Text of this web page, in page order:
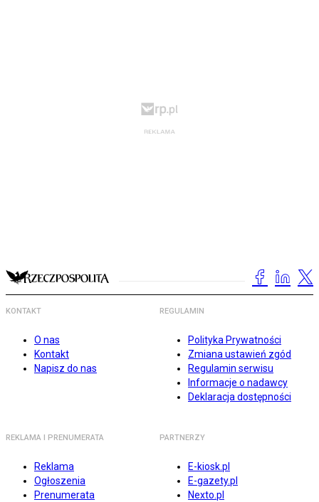
KONTAKT
O nas
Kontakt
Napisz do nas
REGULAMIN
Polityka Prywatności
Zmiana ustawień zgód
Regulamin serwisu
Informacje o nadawcy
Deklaracja dostępności
REKLAMA I PRENUMERATA
Reklama
Ogłoszenia
Prenumerata
PARTNERZY
E-kiosk.pl
E-gazety.pl
Nexto.pl